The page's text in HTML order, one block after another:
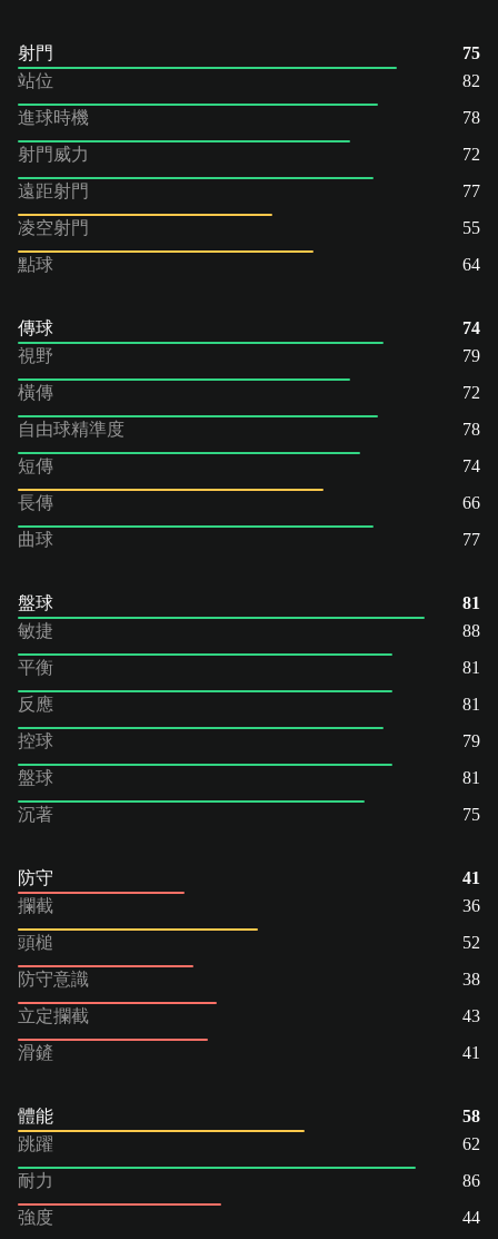
射門
75
站位
82
進球時機
78
射門威力
72
遠距射門
77
凌空射門
55
點球
64
傳球
74
視野
79
橫傳
72
自由球精準度
78
短傳
74
長傳
66
曲球
77
盤球
81
敏捷
88
平衡
81
反應
81
控球
79
盤球
81
沉著
75
防守
41
攔截
36
頭槌
52
防守意識
38
立定攔截
43
滑鏟
41
體能
58
跳躍
62
耐力
86
強度
44